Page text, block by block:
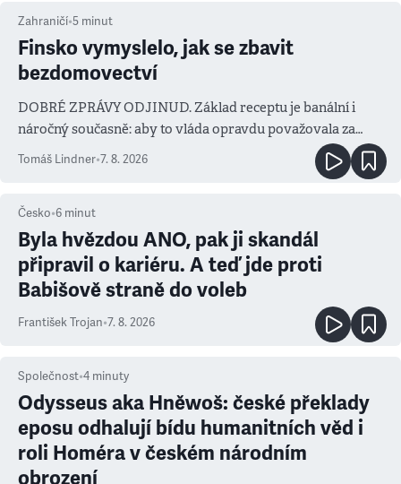
Zahraničí•5 minut
Finsko vymyslelo, jak se zbavit
bezdomovectví
DOBRÉ ZPRÁVY ODJINUD. Základ receptu je banální i
náročný současně: aby to vláda opravdu považovala za
Tomáš Lindner•7. 8. 2026
Česko•6 minut
Byla hvězdou ANO, pak ji skandál
připravil o kariéru. A teď jde proti
Babišově straně do voleb
František Trojan•7. 8. 2026
Společnost•4 minuty
Odysseus aka Hněwoš: české překlady
eposu odhalují bídu humanitních věd i
roli Homéra v českém národním
obrození